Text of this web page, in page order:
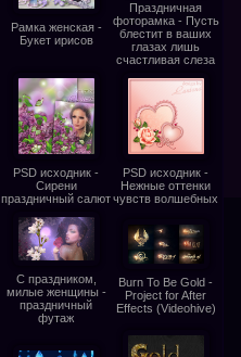
Рамка женская -
Букет ирисов
Праздничная
фоторамка - Пусть
блестит в ваших
глазах лишь
счастливая слеза
PSD исходник -
Сирени
праздничный салют
PSD исходник -
Нежные оттенки
чувств волшебных
С праздником,
милые женщины -
праздничный
футаж
Burn To Be Gold -
Project for After
Effects (Videohive)